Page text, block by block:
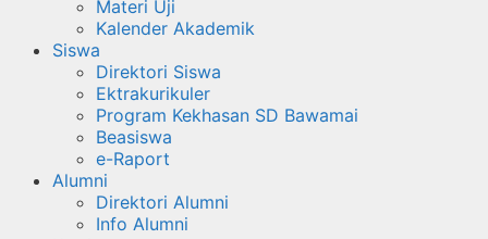
Materi Uji
Kalender Akademik
Siswa
Direktori Siswa
Ektrakurikuler
Program Kekhasan SD Bawamai
Beasiswa
e-Raport
Alumni
Direktori Alumni
Info Alumni